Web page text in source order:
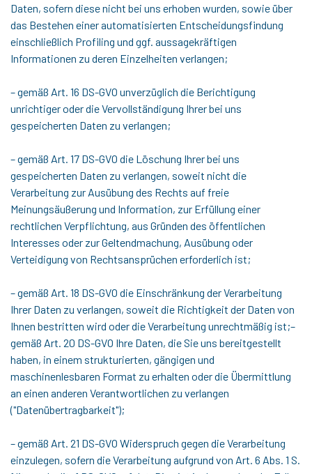
Daten, sofern diese nicht bei uns erhoben wurden, sowie über
das Bestehen einer automatisierten Entscheidungsfindung
einschließlich Profiling und ggf. aussagekräftigen
Informationen zu deren Einzelheiten verlangen;
– gemäß Art. 16 DS-GVO unverzüglich die Berichtigung
unrichtiger oder die Vervollständigung Ihrer bei uns
gespeicherten Daten zu verlangen;
– gemäß Art. 17 DS-GVO die Löschung Ihrer bei uns
gespeicherten Daten zu verlangen, soweit nicht die
Verarbeitung zur Ausübung des Rechts auf freie
Meinungsäußerung und Information, zur Erfüllung einer
rechtlichen Verpflichtung, aus Gründen des öffentlichen
Interesses oder zur Geltendmachung, Ausübung oder
Verteidigung von Rechtsansprüchen erforderlich ist;
– gemäß Art. 18 DS-GVO die Einschränkung der Verarbeitung
Ihrer Daten zu verlangen, soweit die Richtigkeit der Daten von
Ihnen bestritten wird oder die Verarbeitung unrechtmäßig ist;–
gemäß Art. 20 DS-GVO Ihre Daten, die Sie uns bereitgestellt
haben, in einem strukturierten, gängigen und
maschinenlesbaren Format zu erhalten oder die Übermittlung
an einen anderen Verantwortlichen zu verlangen
("Datenübertragbarkeit");
– gemäß Art. 21 DS-GVO Widerspruch gegen die Verarbeitung
einzulegen, sofern die Verarbeitung aufgrund von Art. 6 Abs. 1 S.